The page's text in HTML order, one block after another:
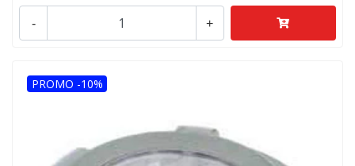
+
-
PROMO -10%